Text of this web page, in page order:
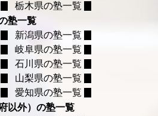
栃木県の塾一覧
塾一覧
新潟県の塾一覧
岐阜県の塾一覧
石川県の塾一覧
山梨県の塾一覧
愛知県の塾一覧
以外）の塾一覧